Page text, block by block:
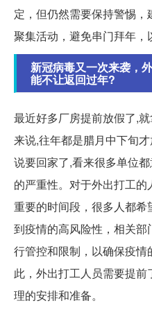
定，但仍然需要保持警惕
聚集活动，避免串门拜年，
新冠病毒又一次来袭，
能不让返回过年?
最近好多厂房提前放假了,
来说,往年都是腊月中下旬
说要回家了,看来很多单位
的严重性。对于外出打工
重要的时间段，很多人都
到疫情的高风险性，相关
行管控和限制，以确保疫
此，外出打工人员需要提
理的安排和准备。